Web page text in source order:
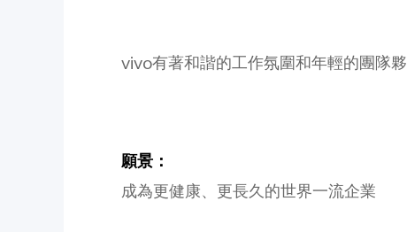
vivo有著和諧的工作氛圍和年輕的團隊
願景：
成為更健康、更長久的世界一流企業